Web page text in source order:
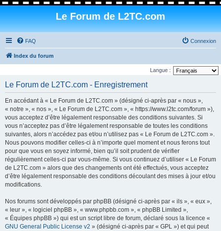
Le Forum de L2TC.com
FAQ Connexion
Index du forum
Langue :
Le Forum de L2TC.com - Enregistrement
En accédant à « Le Forum de L2TC.com » (désigné ci-après par « nous »,
« notre », « nos », « Le Forum de L2TC.com », « https://www.l2tc.com/forum »),
vous acceptez d’être légalement responsable des conditions suivantes. Si
vous n’acceptez pas d’être légalement responsable de toutes les conditions
suivantes, alors n’accédez pas et/ou n’utilisez pas « Le Forum de L2TC.com ».
Nous pouvons modifier celles-ci à n’importe quel moment et nous ferons tout
pour que vous en soyez informé, bien qu’il soit prudent de vérifier
régulièrement celles-ci par vous-même. Si vous continuez d’utiliser « Le Forum
de L2TC.com » alors que des changements ont été effectués, vous acceptez
d’être légalement responsable des conditions découlant des mises à jour et/ou
modifications.
Nos forums sont développés par phpBB (désigné ci-après par « ils », « eux »,
« leur », « logiciel phpBB », « www.phpbb.com », « phpBB Limited »,
« Équipes phpBB ») qui est un script libre de forum, déclaré sous la licence «
GNU General Public License v2 » (désigné ci-après par « GPL ») et qui peut